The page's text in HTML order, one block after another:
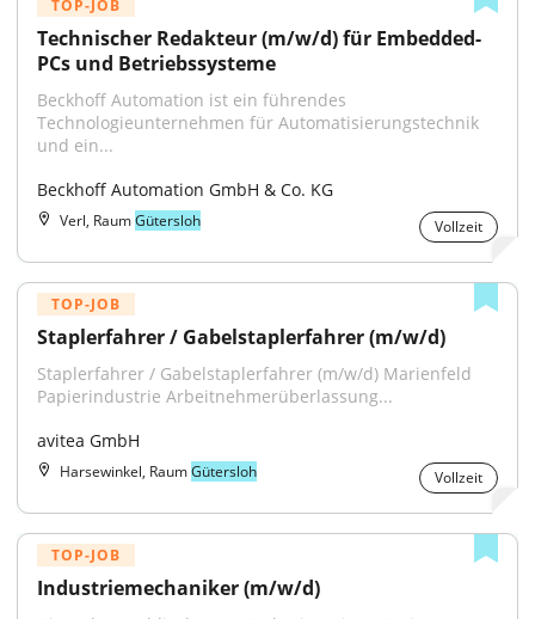
TOP-JOB
Technischer Redakteur (m/w/d) für Embedded-
PCs und Betriebssysteme
Beckhoff Automation ist ein führendes
Technologieunternehmen für Automatisierungstechnik
und ein...
Beckhoff Automation GmbH & Co. KG
Verl, RaumGütersloh Vollzeit
TOP-JOB
Staplerfahrer / Gabelstaplerfahrer (m/w/d)
Staplerfahrer / Gabelstaplerfahrer (m/w/d) Marienfeld
Papierindustrie Arbeitnehmerüberlassung...
avitea GmbH
Harsewinkel, RaumGütersloh Vollzeit
TOP-JOB
Industriemechaniker (m/w/d)